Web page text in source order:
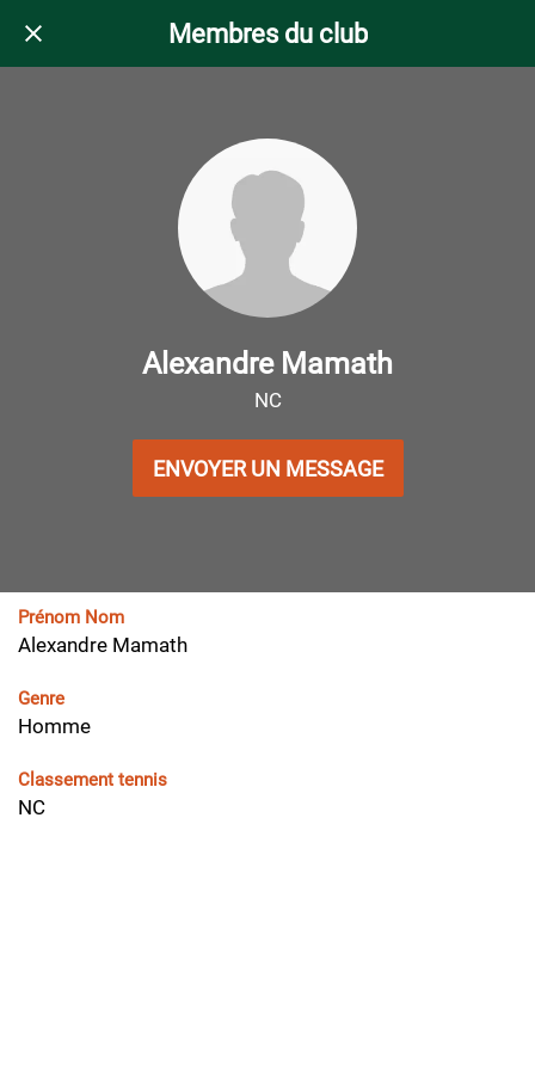
Membres du club
Alexandre Mamath
NC
ENVOYER UN MESSAGE
Prénom Nom
Alexandre Mamath
Genre
Homme
Classement tennis
NC